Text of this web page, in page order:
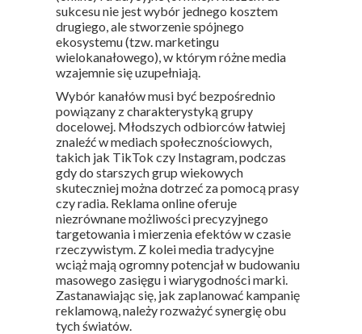
sukcesu nie jest wybór jednego kosztem
drugiego, ale stworzenie spójnego
ekosystemu (tzw. marketingu
wielokanałowego), w którym różne media
wzajemnie się uzupełniają.
Wybór kanałów musi być bezpośrednio
powiązany z charakterystyką grupy
docelowej. Młodszych odbiorców łatwiej
znaleźć w mediach społecznościowych,
takich jak TikTok czy Instagram, podczas
gdy do starszych grup wiekowych
skuteczniej można dotrzeć za pomocą prasy
czy radia. Reklama online oferuje
niezrównane możliwości precyzyjnego
targetowania i mierzenia efektów w czasie
rzeczywistym. Z kolei media tradycyjne
wciąż mają ogromny potencjał w budowaniu
masowego zasięgu i wiarygodności marki.
Zastanawiając się, jak zaplanować kampanię
reklamową, należy rozważyć synergię obu
tych światów.